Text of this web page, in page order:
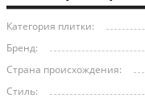
Категория плитки:
Бренд:
Страна происхождения:
Стиль: